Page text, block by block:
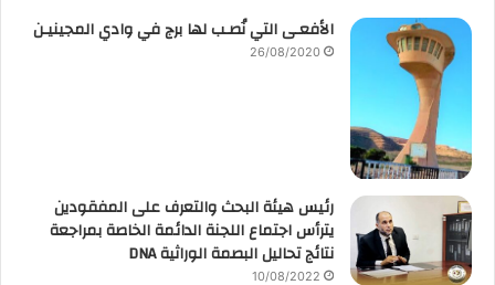
الأفعـى التي نُصـب لها برج في وادي المجينيـن
26/08/2020
رئيس هيئة البحث والتعرف على المفقودين
يترأس اجتماع اللجنة الدائمة الخاصة بمراجعة
نتائج تحاليل البصمة الوراثية DNA
10/08/2022